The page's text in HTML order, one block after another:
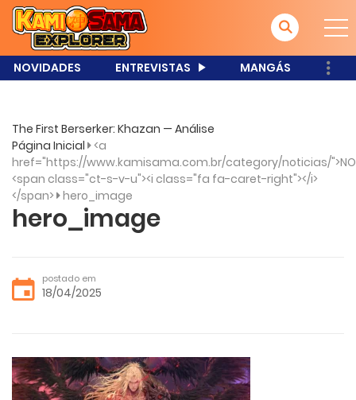
NOVIDADES ENTREVISTAS MANGÁS
The First Berserker: Khazan — Análise
Página Inicial <a
href="https://www.kamisama.com.br/category/noticias/
<span class="ct-s-v-u"><i class="fa fa-caret-right"></i>
</span> hero_image
hero_image
postado em
18/04/2025